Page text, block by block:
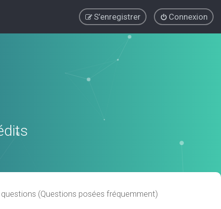
Connexion
S’enregistrer
(Questions posées fréquemment)